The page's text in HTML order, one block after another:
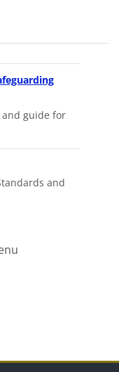
guide for
and